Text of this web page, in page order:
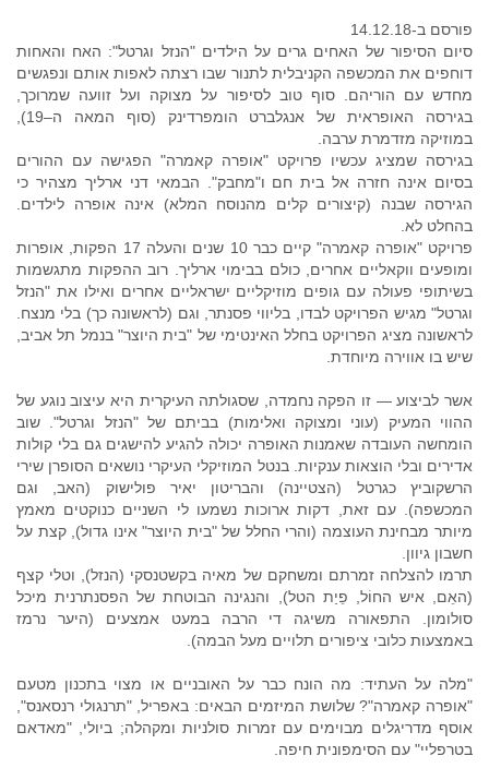
פורסם ב-14.12.18
סיום הסיפור של האחים גרים על הילדים "הנזל וגרטל": האח והאחות
דוחפים את המכשפה הקניבלית לתנור שבו רצתה לאפות אותם ונפגשים
מחדש עם הוריהם. סוף טוב לסיפור על מצוקה ועל זוועה שמרוכך,
בגירסה האופראית של אנגלברט הומפרדינק (סוף המאה ה–19),
במוזיקה מזדמרת ערבה.
בגירסה שמציג עכשיו פרויקט "אופרה קאמרה" הפגישה עם ההורים
בסיום אינה חזרה אל בית חם ו"מחבק". הבמאי דני ארליך מצהיר כי
הגירסה שבנה (קיצורים קלים מהנוסח המלא) אינה אופרה לילדים.
בהחלט לא.
פרויקט "אופרה קאמרה" קיים כבר 10 שנים והעלה 17 הפקות, אופרות
ומופעים ווקאליים אחרים, כולם בבימוי ארליך. רוב ההפקות מתגשמות
בשיתופי פעולה עם גופים מוזיקליים ישראליים אחרים ואילו את "הנזל
וגרטל" מגיש הפרויקט לבדו, בליווי פסנתר, וגם (לראשונה כך) בלי מנצח.
לראשונה מציג הפרויקט בחלל האינטימי של "בית היוצר" בנמל תל אביב,
שיש בו אווירה מיוחדת.
אשר לביצוע — זו הפקה נחמדה, שסגולתה העיקרית היא עיצוב נוגע של
ההווי המעיק (עוני ומצוקה ואלימות) בביתם של "הנזל וגרטל". שוב
הומחשה העובדה שאמנות האופרה יכולה להגיע להישגים גם בלי קולות
אדירים ובלי הוצאות ענקיות. בנטל המוזיקלי העיקרי נושאים הסופרן שירי
הרשקוביץ כגרטל (הצטיינה) והבריטון יאיר פולישוק (האב, וגם
המכשפה). עם זאת, דקות ארוכות נשמעו לי השניים כנוקטים מאמץ
מיותר מבחינת העוצמה (והרי החלל של "בית היוצר" אינו גדול), קצת על
חשבון גיוון.
תרמו להצלחה זמרתם ומשחקם של מאיה בקשטנסקי (הנזל), וטלי קצף
(האֵם, איש החוֹל, פֵיַת הטל), והנגינה הבוטחת של הפסנתרנית מיכל
סולומון. התפאורה משיגה די הרבה במעט אמצעים (היער נרמז
באמצעות כלובי ציפורים תלויים מעל הבמה).
"מלה על העתיד: מה הונח כבר על האובניים או מצוי בתכנון מטעם
"אופרה קאמרה"? שלושת המיזמים הבאים: באפריל, "תרנגולי רנסאנס",
אוסף מדריגלים מבוימים עם זמרות סולניות ומקהלה; ביולי, "מאדאם
בטרפליי" עם הסימפונית חיפה.